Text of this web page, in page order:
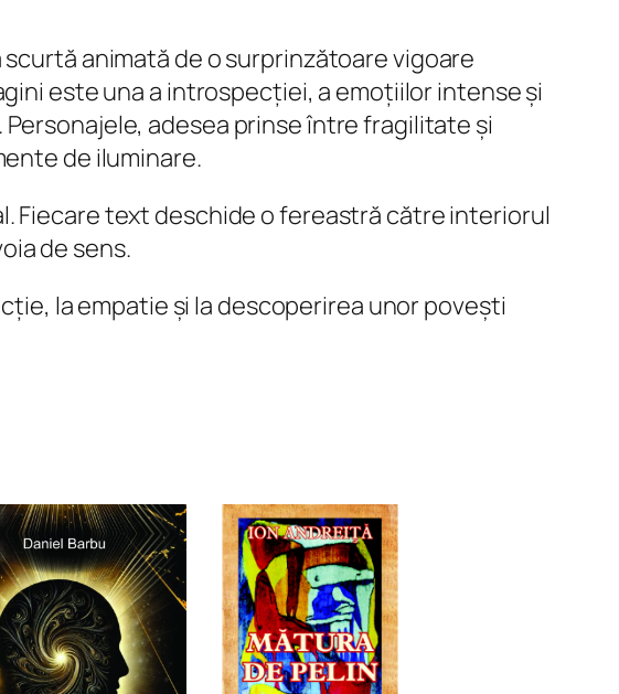
animată de o surprinzătoare vigoare
este una a introspecției, a emoțiilor intense și
adesea prinse între fragilitate și
de iluminare.
Fiecare text deschide o fereastră către interiorul
de sens.
la empatie și la descoperirea unor povești